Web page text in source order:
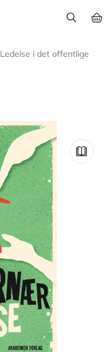
Ledelse i det offentlige